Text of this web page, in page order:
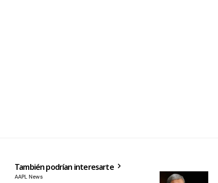
También podrían interesarte
AAPL News